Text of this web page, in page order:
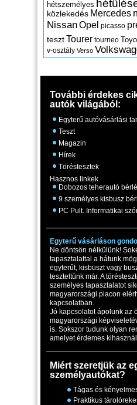
hétszemélyes
közlekedés Mercedes
NissanOpel picasso
tesztTourer tourneo
v-osztály Verso
További érdekes
autók világából:
Egyterű autóvásárlási
Teszt
Magazin
Hírek
Töréstesztek
Hasznos linkek
Dobozos teherautó
9 személyes kisbusz
PC Pult. Informatikai
Egyterű vásárláson
Ne döntsön nélkülünk!
tapasztalattal a hátunk
egyterűt, kisbuszt vagy
teszteltünk már. A
személyes tapasztalatot
magyarországi piacon
kapcsolatban.
Jó kapcsolatot ápolunk az
magyarországi
is. Sokszor tudunk olyan
amelyet érdemes
Miért szeretjük az
személyautókat?
Tágas és
Praktikus